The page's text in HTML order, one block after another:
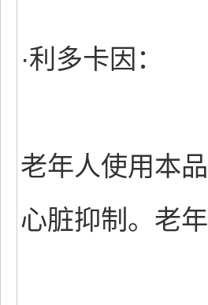
·利多卡因：
老年人使用本
心脏抑制。老